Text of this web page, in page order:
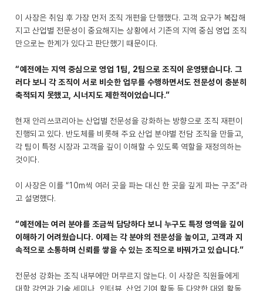
이 사장은 취임 후 가장 먼저 조직 개편을 단행했다. 고객 요구가 복잡해
지고 산업별 전문성이 중요해지는 상황에서 기존의 지역 중심 영업 조직
만으로는 한계가 있다고 판단했기 때문이다.
“예전에는 지역 중심으로 영업 1팀, 2팀으로 조직이 운영됐습니다. 그
러다 보니 각 조직이 서로 비슷한 업무를 수행하면서도 전문성이 충분히
축적되지 못했고, 시너지도 제한적이었습니다.”
현재 안리쓰코리아는 산업별 전문성을 강화하는 방향으로 조직 재편이
진행되고 있다. 반도체를 비롯해 주요 산업 분야별 전담 조직을 만들고,
각 팀이 특정 시장과 고객을 깊이 이해할 수 있도록 역할을 재정의하는
것이다.
이 사장은 이를 “10m씩 여러 곳을 파는 대신 한 곳을 깊게 파는 구조”라
고 설명했다.
“예전에는 여러 분야를 조금씩 담당하다 보니 누구도 특정 영역을 깊이
이해하기 어려웠습니다. 이제는 각 분야의 전문성을 높이고, 고객과 지
속적으로 소통하며 신뢰를 쌓을 수 있는 조직으로 바꿔가고 있습니다.”
전문성 강화는 조직 내부에만 머무르지 않는다. 이 사장은 직원들에게
대학 강연과 기술 세미나, 인터뷰, 산업 기여 활동 등 다양한 대외 활동